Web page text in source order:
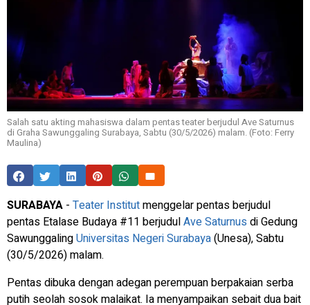
Salah satu akting mahasiswa dalam pentas teater berjudul Ave Saturnus
di Graha Sawunggaling Surabaya, Sabtu (30/5/2026) malam. (Foto: Ferry
Maulina)
SURABAYA - Teater Institutmenggelar pentas berjudul
pentas Etalase Budaya #11 berjudulAve Saturnus di Gedung
SawunggalingUniversitas Negeri Surabaya(Unesa), Sabtu
(30/5/2026) malam.
Pentas dibuka dengan adegan perempuan berpakaian serba
putih seolah sosok malaikat. Ia menyampaikan sebait dua bait